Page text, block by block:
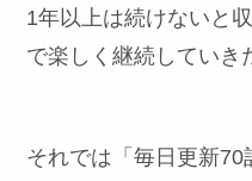
1年以上は続けないと
で楽しく継続していき
それでは「毎日更新